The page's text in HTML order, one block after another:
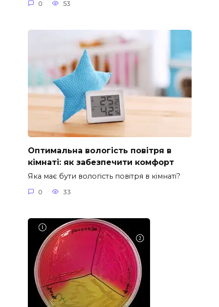
0 53
Оптимальна вологість повітря в
кімнаті: як забезпечити комфорт
Яка має бути вологість повітря в кімнаті?
0 33